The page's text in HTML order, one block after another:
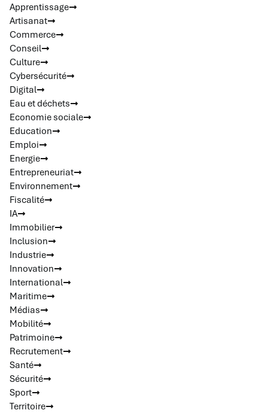
Apprentissage
Artisanat
Commerce
Conseil
Culture
Cybersécurité
Digital
Eau et déchets
Economie sociale
Education
Emploi
Energie
Entrepreneuriat
Environnement
Fiscalité
IA
Immobilier
Inclusion
Industrie
Innovation
International
Maritime
Médias
Mobilité
Patrimoine
Recrutement
Santé
Sécurité
Sport
Territoire